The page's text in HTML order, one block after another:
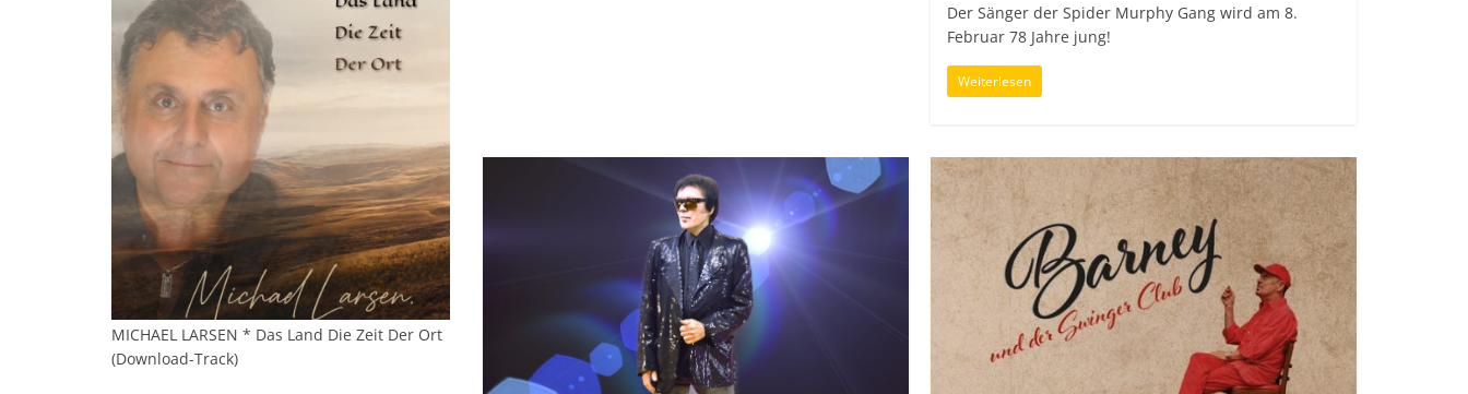
Der Sänger der Spider Murphy Gang wird am 8.
Februar 78 Jahre jung!
Weiterlesen
MICHAEL LARSEN * Das Land Die Zeit Der Ort
(Download-Track)